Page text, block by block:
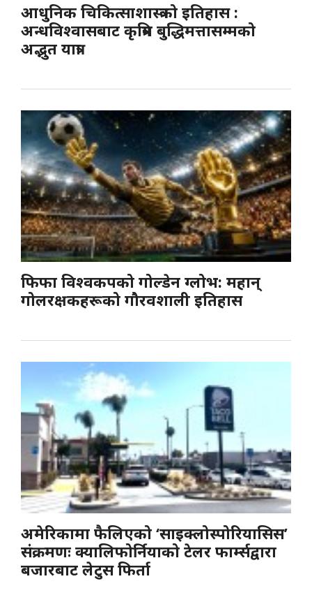
आधुनिक चिकित्साशास्त्रको इतिहास :
अन्धविश्वासबाट कृत्रिम बुद्धिमत्तासम्मको
अद्भुत यात्रा
फिफा विश्वकपको गोल्डेन ग्लोभ: महान्
गोलरक्षकहरूको गौरवशाली इतिहास
अमेरिकामा फैलिएको ‘साइक्लोस्पोरियासिस’
संक्रमणः क्यालिफोर्नियाको टेलर फार्म्सद्वारा
बजारबाट लेटुस फिर्ता